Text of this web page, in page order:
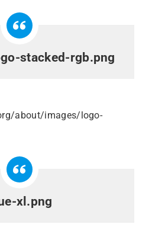
stacked-rgb.png
xl.png